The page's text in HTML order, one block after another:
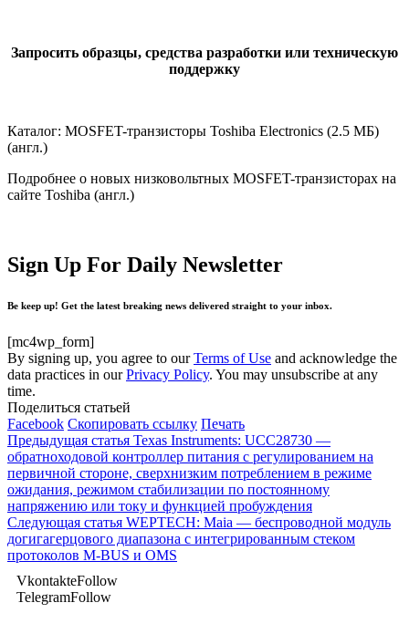
Запросить образцы, средства разработки или техническую
поддержку
Каталог: MOSFET-транзисторы Toshiba Electronics (2.5 МБ)
(англ.)
Подробнее о новых низковольтных MOSFET-транзисторах на
сайте Toshiba (англ.)
Sign Up For Daily Newsletter
Be keep up! Get the latest breaking news delivered straight to your inbox.
[mc4wp_form]
By signing up, you agree to ourTerms of Use and acknowledge the
data practices in ourPrivacy Policy. You may unsubscribe at any
time.
Поделиться статьей
Facebook Скопировать ссылку Печать
Предыдущая статья Texas Instruments: UCC28730 —
обратноходовой контроллер питания с регулированием на
первичной стороне, сверхнизким потреблением в режиме
ожидания, режимом стабилизации по постоянному
напряжению или току и функцией пробуждения
Следующая статья WEPTECH: Maia — беспроводной модуль
догигагерцового диапазона с интегрированным стеком
протоколов M-BUS и OMS
VkontakteFollow
TelegramFollow